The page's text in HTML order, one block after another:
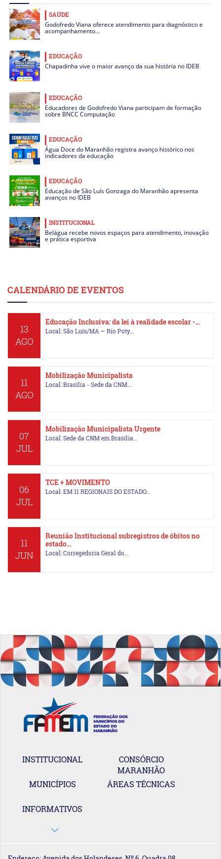
SAÚDE
Godofredo Viana oferece atendimento para diagnóstico e
acompanhamento…
EDUCAÇÃO
Chapadinha vive o maior avanço da sua história no IDEB
EDUCAÇÃO
Educadores de Godofredo Viana participam de formação
sobre BNCC Computação
EDUCAÇÃO
Água Doce do Maranhão registra avanço histórico nos
indicadores da educação
EDUCAÇÃO
Educação de São Luís Gonzaga do Maranhão apresenta
avanços no IDEB
INSTITUCIONAL
Belágua recebe novos espaços para atendimento, inovação
e prática esportiva
CALENDÁRIO DE EVENTOS
13
AGO
Educação Inclusiva: da lei à realidade escolar -…
Local: São Luís/MA — Rio Poty…
11
AGO
Mobilização Municipalista
Local: Brasília - Sede da CNM…
07
JUL
Mobilização Municipalista Urgente
Local: Sede da CNM em Brasília…
06
JUL
TCE + MOVIMENTO
Local: EM 11 REGIONAIS DO ESTADO…
11
JUN
Reunião Institucional subregistros de óbitos no
estado…
Local: Corregedoria Geral do…
INSTITUCIONAL
CONSÓRCIO
MARANHÃO
MUNICÍPIOS
ÁREAS TÉCNICAS
INFORMATIVOS